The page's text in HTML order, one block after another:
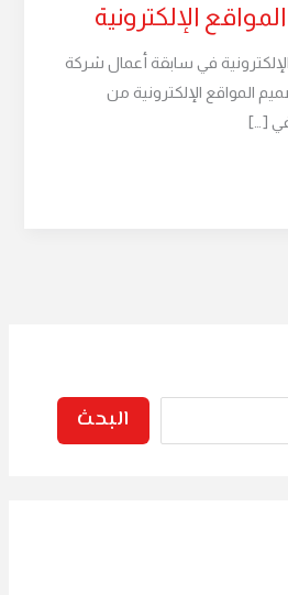
الإلكترونية
في سابقة أعمال شركة
المواقع الإلكترونية من
[…]
البحث